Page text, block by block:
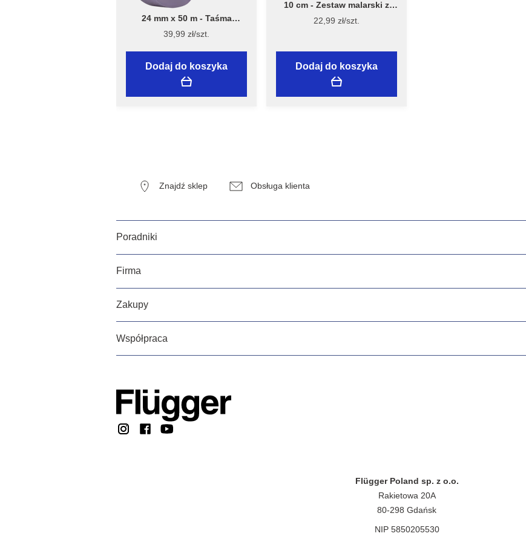
24 mm x 50 m - Taśma
Malarska Speciality Sensitive
Surfaces - Flügger
39,99 zł/szt.
Dodaj do koszyka
10 cm - Zestaw malarski z
wałkiem Welur 10 cm, model
7981 – Flügger
22,99 zł/szt.
Dodaj do koszyka
Znajdź sklep Obsługa klienta
Poradniki
Firma
Zakupy
Współpraca
Flügger Poland sp. z o.o.
Rakietowa 20A
80-298 Gdańsk
NIP 5850205530